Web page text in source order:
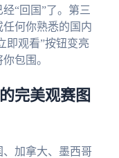
“回国”了。第三
何你熟悉的国内
即观看”按钮变亮
包围。
完美观赛图
加拿大、墨西哥